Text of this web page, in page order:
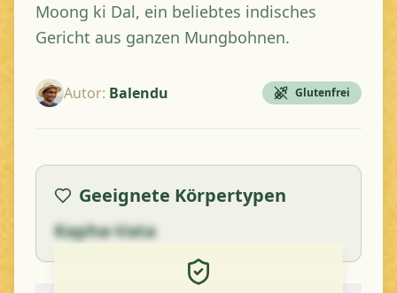
Moong ki Dal, ein beliebtes indisches
Gericht aus ganzen Mungbohnen.
Autor: Balendu Glutenfrei
Geeignete Körpertypen
Kapha-Vata